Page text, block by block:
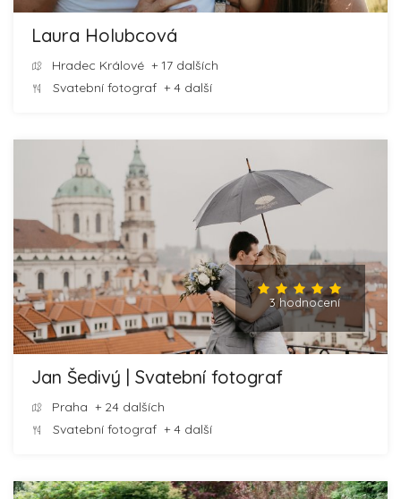
Laura Holubcová
Hradec Králové + 17 dalších
Svatební fotograf + 4 další
3 hodnocení
Jan Šedivý | Svatební fotograf
Praha + 24 dalších
Svatební fotograf + 4 další